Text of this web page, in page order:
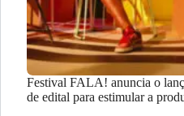
Festival FALA! anuncia o
de edital para estimular a